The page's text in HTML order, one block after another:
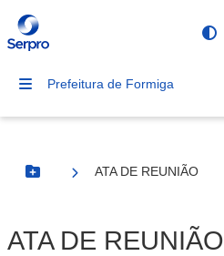
Prefeitura de Formiga
Botão Menu
ATA DE REUNIÃO
ATA DE REUNIÃO